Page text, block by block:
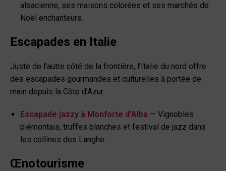
alsacienne, ses maisons colorées et ses marchés de
Noël enchanteurs.
Escapades en Italie
Juste de l’autre côté de la frontière, l’Italie du nord offre
des escapades gourmandes et culturelles à portée de
main depuis la Côte d’Azur.
Escapade jazzy à Monforte d’Alba — Vignobles
piémontais, truffes blanches et festival de jazz dans
les collines des Langhe.
Œnotourisme